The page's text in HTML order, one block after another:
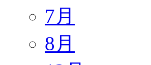
7月
8月